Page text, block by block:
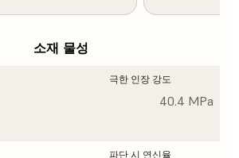
소재 물성
극한 인장 강도
40.4 MPa
파단 시 연신율